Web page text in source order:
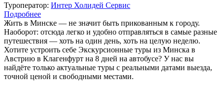
Туроператор: Интер Холидей Сервис
Подробнее
Жить в Минске — не значит быть прикованным к городу.
Наоборот: отсюда легко и удобно отправляться в самые разные
путешествия — хоть на один день, хоть на целую неделю.
Хотите устроить себе Экскурсионные туры из Минска в
Австрию в Клагенфурт на 8 дней на автобусе? У нас вы
найдёте только актуальные туры с реальными датами выезда,
точной ценой и свободными местами.